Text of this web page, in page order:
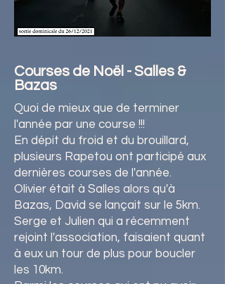
Courses de Noël - Salles &
Bazas
Quoi de mieux que de terminer
l'année par une course !!!
En dépit du froid et du brouillard,
plusieurs Rapetou ont participé aux
dernières courses de l'année.
Olivier était à Salles alors qu'à
Bazas, David se lançait sur le 5km.
Serge et Julien qui a récemment
rejoint l'association, faisaient quant
à eux un tour de plus pour boucler
les 10km.